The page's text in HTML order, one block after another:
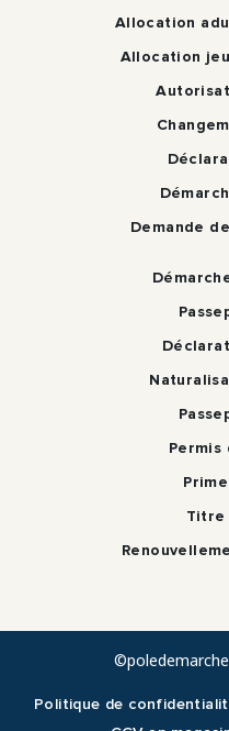
Allocation
Allocation
Demande
Permis
Titre
Politique de